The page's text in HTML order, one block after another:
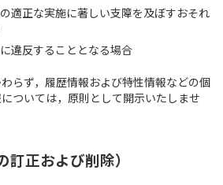
適正な実施に著しい支障を及ぼすおそれ
違反することとなる場合
らず，履歴情報および特性情報などの個
ついては，原則として開示いたしませ
訂正および削除）